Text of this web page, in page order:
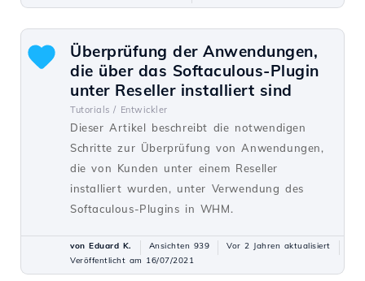
Überprüfung der Anwendungen,
die über das Softaculous-Plugin
unter Reseller installiert sind
Tutorials / Entwickler
Dieser Artikel beschreibt die notwendigen
Schritte zur Überprüfung von Anwendungen,
die von Kunden unter einem Reseller
installiert wurden, unter Verwendung des
Softaculous-Plugins in WHM.
von Eduard K. Ansichten 939
Vor 2 Jahren aktualisiert
Veröffentlicht am 16/07/2021